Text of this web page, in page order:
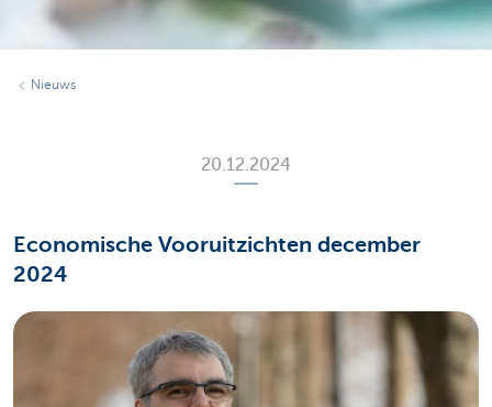
Nieuws
20.12.2024
Economische Vooruitzichten december
2024